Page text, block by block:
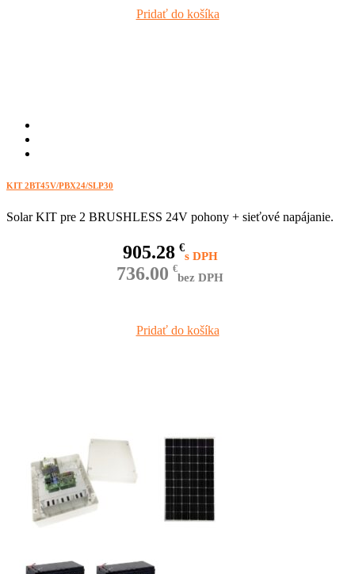
Pridať do košíka
KIT 2BT45V/PBX24/SLP30
Solar KIT pre 2 BRUSHLESS 24V pohony + sieťové napájanie.
€
905.28
€
736.00 bez DPH
Pridať do košíka